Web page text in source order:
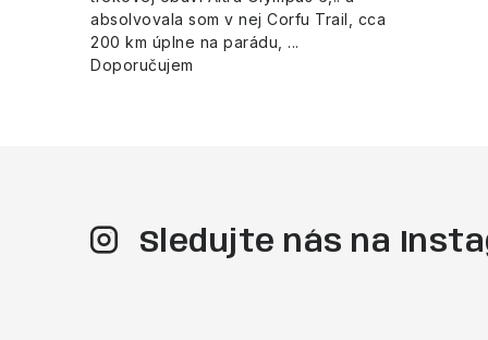
s
u
absolvovala som v nej Corfu Trail, cca
200 km úplne na parádu, ...
Doporučujem
Sledujte nás na